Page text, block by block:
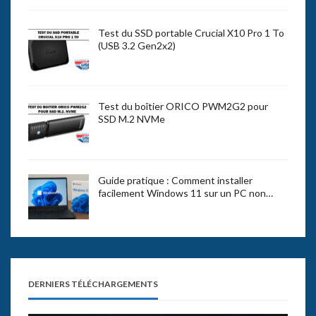
Test du SSD portable Crucial X10 Pro 1 To
(USB 3.2 Gen2x2)
Test du boîtier ORICO PWM2G2 pour
SSD M.2 NVMe
Guide pratique : Comment installer
facilement Windows 11 sur un PC non…
DERNIERS TÉLÉCHARGEMENTS